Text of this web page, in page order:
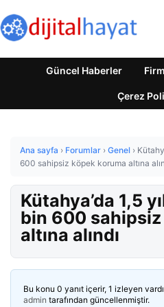
Güncel Haberler
Çerez
Ana sayfa › Forumlar › Genel ›
600 sahipsiz köpek koruma altına
Kütahya’da 1,5
bin 600
altına alındı
Bu konu 0 yanıt içerir, 1 izleyen
admin tarafından güncellenmiştir.